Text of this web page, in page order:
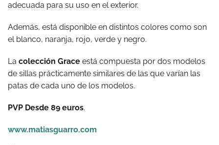
adecuada para su uso en el exterior.
Además, está disponible en distintos colores como son
el blanco, naranja, rojo, verde y negro.
La colección Grace está compuesta por dos modelos
de sillas prácticamente similares de las que varían las
patas de cada uno de los modelos.
PVP Desde 89 euros.
www.matiasguarro.com